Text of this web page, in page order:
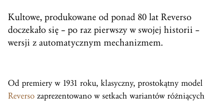
Kultowe, produkowane od ponad 80 lat Reverso
doczekało się – po raz pierwszy w swojej historii –
wersji z automatycznym mechanizmem.
Od premiery w 1931 roku, klasyczny, prostokątny model
Reverso zaprezentowano w setkach wariantów różniących